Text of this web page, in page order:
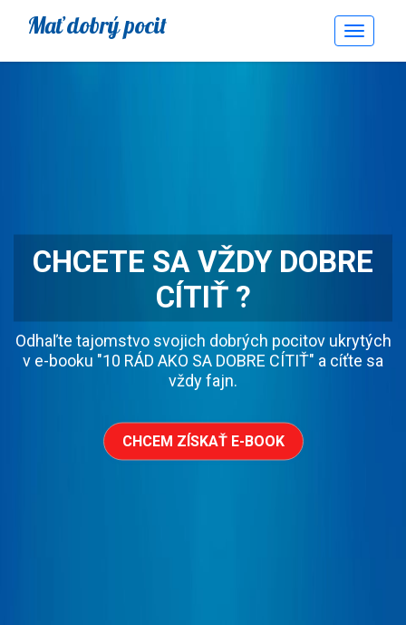
CHCETE SA VŽDY DOBRE
CÍTIŤ ?
Odhaľte tajomstvo svojich dobrých pocitov ukrytých
v e-booku "10 RÁD AKO SA DOBRE CÍTIŤ" a cíťte sa
vždy fajn.
CHCEM ZÍSKAŤ E-BOOK
Mať dobrý pocit
Toggle